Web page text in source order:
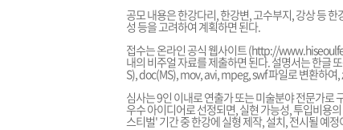
공모 내용은 한강다리, 한강변, 고수부지, 강상 등
성 등을 고려하여 계획하면 된다.
접수는 온라인 공식 웹사이트 (http://
내의 비주얼 자료를 제출하면 된다. 설명서는 한글
S), doc(MS), mov, avi, mpeg, swf 파일로 변환하여
심사는 9인 이내로 연출가 또는 미술분야 전문가로
우수 아이디어로 선정되면, 실현 가능성, 투입비용
스티벌' 기간 중 한강에 실형 제작, 설치, 전시될 예정